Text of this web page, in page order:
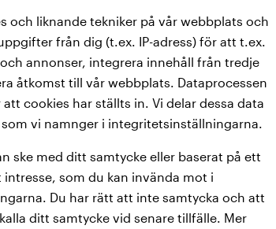
och liknande tekniker på vår webbplats och
från dig (t.ex. IP-adress) för att t.ex.
annonser, integrera innehåll från tredje
åtkomst till vår webbplats. Dataprocessen
att cookies har ställts in. Vi delar dessa data
vi namnger i integritetsinställningarna.
ske med ditt samtycke eller baserat på ett
som du kan invända mot i
Du har rätt att inte samtycka och att
ditt samtycke vid senare tillfälle. Mer